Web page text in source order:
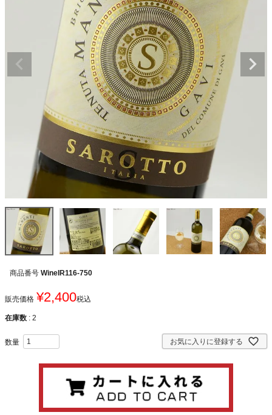
商品番号 WineIR116-750
販売価格 ¥2,400税込
在庫数 2
お気に入りに登録する